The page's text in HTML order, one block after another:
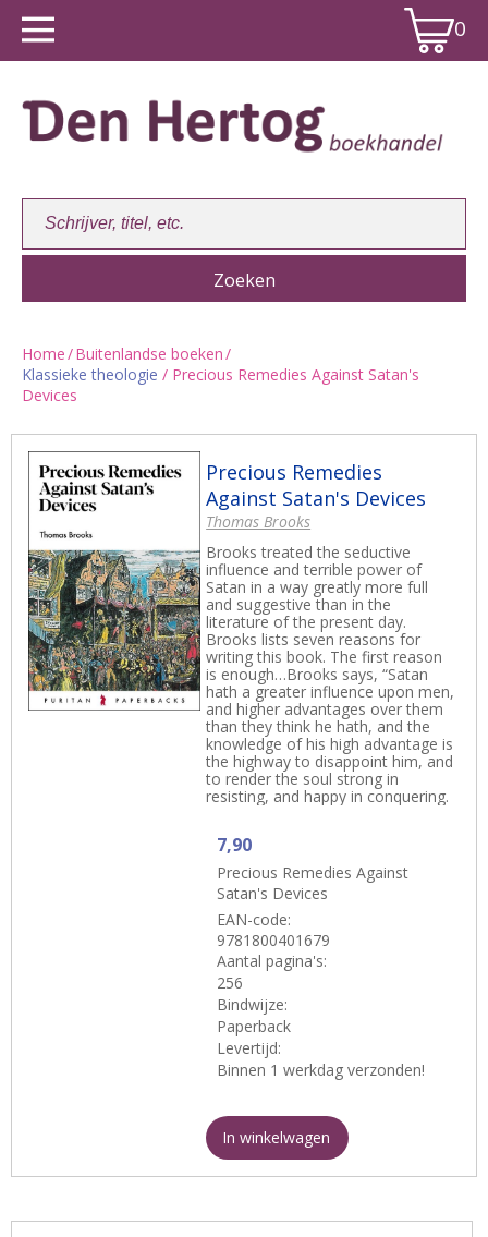
0
Winkelwagen:
Home/Buitenlandse boeken/
Klassieke theologie / Precious Remedies Against Satan's
Devices
Precious Remedies
Against Satan's Devices
Thomas Brooks
Brooks treated the seductive
influence and terrible power of
Satan in a way greatly more full
and suggestive than in the
literature of the present day.
Brooks lists seven reasons for
writing this book. The first reason
is enough…Brooks says, “Satan
hath a greater influence upon men,
and higher advantages over them
than they think he hath, and the
knowledge of his high advantage is
the highway to disappoint him, and
to render the soul strong in
resisting, and happy in conquering.
7,90
Precious Remedies Against
Satan's Devices
EAN-code:
9781800401679
Aantal pagina's:
256
Bindwijze:
Paperback
Levertijd:
Binnen 1 werkdag verzonden!
In winkelwagen